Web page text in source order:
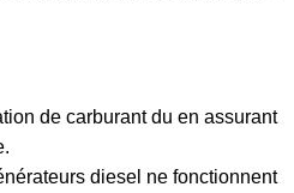
de carburant du en assurant
diesel ne fonctionnent